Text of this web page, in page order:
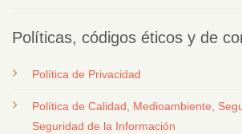
Políticas, códigos éticos y de
Política de Privacidad
Política de Calidad, Medioambiente,
Seguridad de la Información